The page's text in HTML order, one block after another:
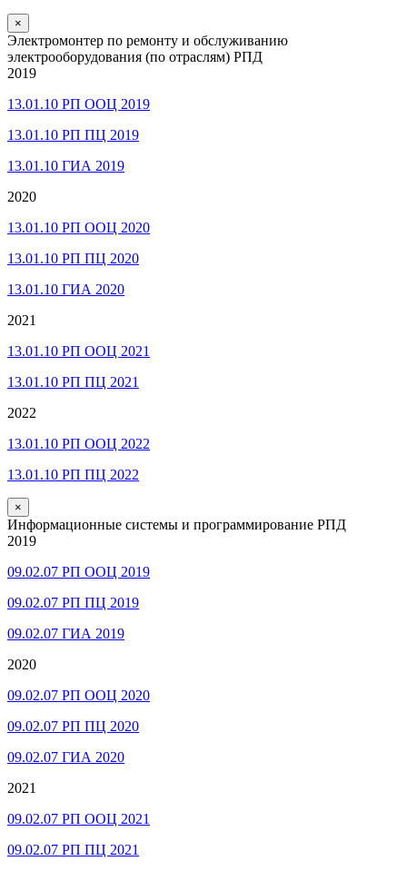
×
Электромонтер по ремонту и обслуживанию
электрооборудования (по отраслям) РПД
2019
13.01.10 РП ООЦ 2019
13.01.10 РП ПЦ 2019
13.01.10 ГИА 2019
2020
13.01.10 РП ООЦ 2020
13.01.10 РП ПЦ 2020
13.01.10 ГИА 2020
2021
13.01.10 РП ООЦ 2021
13.01.10 РП ПЦ 2021
2022
13.01.10 РП ООЦ 2022
13.01.10 РП ПЦ 2022
×
Информационные системы и программирование РПД
2019
09.02.07 РП ООЦ 2019
09.02.07 РП ПЦ 2019
09.02.07 ГИА 2019
2020
09.02.07 РП ООЦ 2020
09.02.07 РП ПЦ 2020
09.02.07 ГИА 2020
2021
09.02.07 РП ООЦ 2021
09.02.07 РП ПЦ 2021